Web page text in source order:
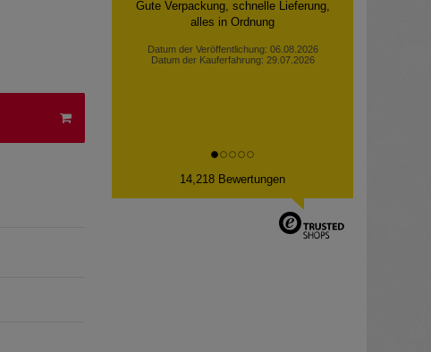
Gute Verpackung, schnelle Lieferung,
alles in Ordnung
Datum der Veröffentlichung: 06.08.2026
Datum der Kauferfahrung: 29.07.2026
14,218 Bewertungen